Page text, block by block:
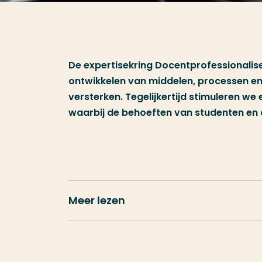
De expertisekring
ontwikkelen van middelen, processen
versterken. Tegelijkertijd stimuleren
waarbij de behoeften van studenten
Meer lezen